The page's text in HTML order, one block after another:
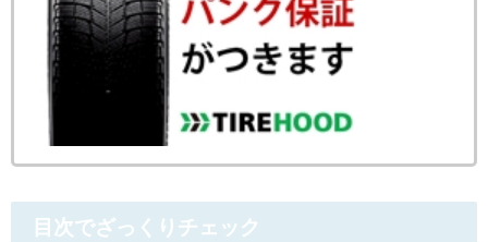
目次でざっくりチェック